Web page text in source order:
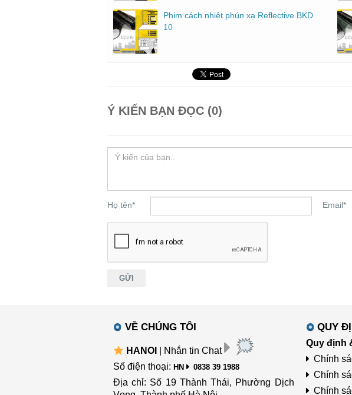
Phim cách nhiệt phún xạ Reflective BKD
10
Ý KIẾN BẠN ĐỌC (0)
Họ tên* Email*
VỀ CHÚNG TÔI
HANOI
| Nhắn tin Chat
Số điện thoại: HN 0838 39 1988
Địa chỉ: Số 19 Thành Thái, Phường Dịch
QUY
Quy định
Chính
Chính
Chính